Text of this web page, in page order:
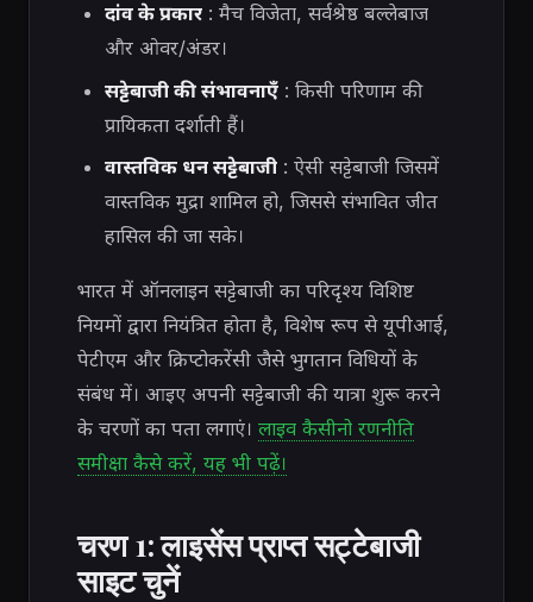
दांव के प्रकार: मैच विजेता, सर्वश्रेष्ठ बल्लेबाज
और ओवर/अंडर।
सट्टेबाजी की संभावनाएँ: किसी परिणाम की
प्रायिकता दर्शाती हैं।
वास्तविक धन सट्टेबाजी: ऐसी सट्टेबाजी जिसमें
वास्तविक मुद्रा शामिल हो, जिससे संभावित जीत
हासिल की जा सके।
भारत में ऑनलाइन सट्टेबाजी का परिदृश्य विशिष्ट
नियमों द्वारा नियंत्रित होता है, विशेष रूप से यूपीआई,
पेटीएम और क्रिप्टोकरेंसी जैसे भुगतान विधियों के
संबंध में। आइए अपनी सट्टेबाजी की यात्रा शुरू करने
के चरणों का पता लगाएं। लाइव कैसीनो रणनीति
समीक्षा कैसे करें, यह भी पढ़ें।
चरण 1: लाइसेंस प्राप्त सट्टेबाजी
साइट चुनें